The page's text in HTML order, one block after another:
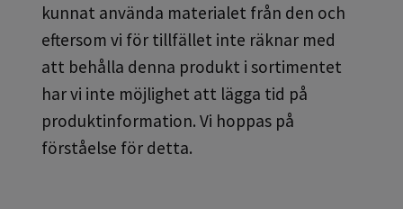
kunnat använda materialet från den och
eftersom vi för tillfället inte räknar med
att behålla denna produkt i sortimentet
har vi inte möjlighet att lägga tid på
produktinformation. Vi hoppas på
förståelse för detta.